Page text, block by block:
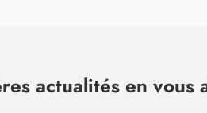
actualités en vous